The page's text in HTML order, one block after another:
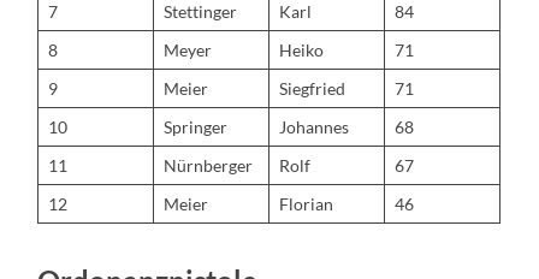
7
Stettinger Karl
84
8
Meyer Heiko
71
9
Meier Siegfried
71
10
Springer Johannes
68
11
Nürnberger Rolf
67
12
Meier Florian 46